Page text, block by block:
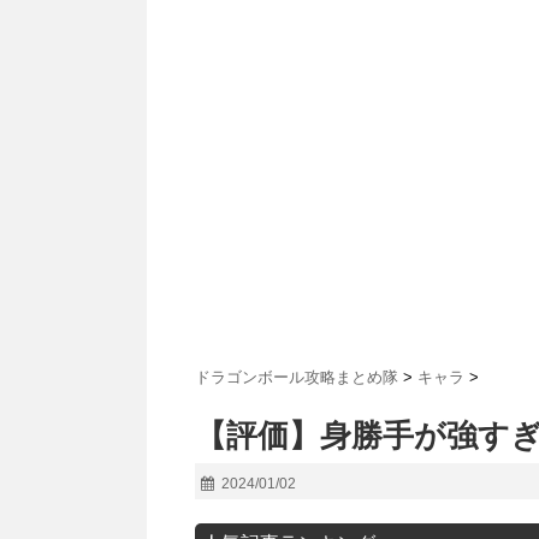
ドラゴンボール攻略まとめ隊 > キャラ >
【評価】身勝手が強す
2024/01/02